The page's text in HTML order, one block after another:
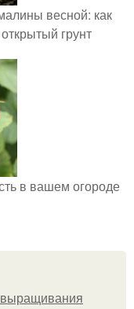
весной: как
грунт
в вашем огороде